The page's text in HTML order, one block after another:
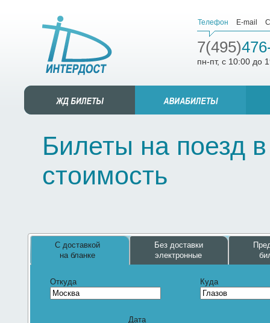
Телефон E-mail
7(495)
пн-пт, с 10:00 до
Билеты на поезд
стоимость
С доставкой
на бланке
Без доставки
электронные
Откуда Куда
Дата